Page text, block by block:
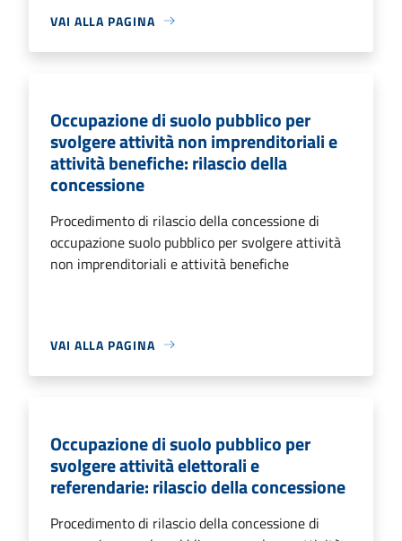
VAI ALLA PAGINA
Occupazione di suolo pubblico per
svolgere attività non imprenditoriali e
attività benefiche: rilascio della
concessione
Procedimento di rilascio della concessione di
occupazione suolo pubblico per svolgere attività
non imprenditoriali e attività benefiche
VAI ALLA PAGINA
Occupazione di suolo pubblico per
svolgere attività elettorali e
referendarie: rilascio della concessione
Procedimento di rilascio della concessione di